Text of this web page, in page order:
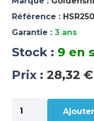
Référence :
Garantie : 3 ans
Stock : 9 en
Prix : 28,32
quantité
de